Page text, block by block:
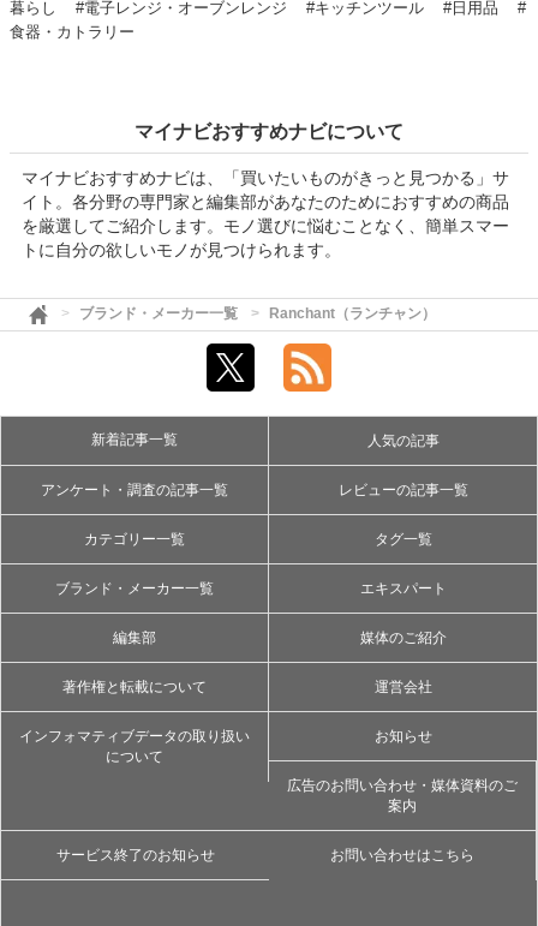
暮らし
#電子レンジ・オーブンレンジ #キッチンツール #日用品
#
食器・カトラリー
マイナビおすすめナビについて
マイナビおすすめナビは、「買いたいものがきっと見つかる」サ
イト。各分野の専門家と編集部があなたのためにおすすめの商品
を厳選してご紹介します。モノ選びに悩むことなく、簡単スマー
トに自分の欲しいモノが見つけられます。
ブランド・メーカー一覧 Ranchant（ランチャン）
新着記事一覧 人気の記事
アンケート・調査の記事一覧 レビューの記事一覧
カテゴリー一覧 タグ一覧
ブランド・メーカー一覧 エキスパート
編集部 媒体のご紹介
著作権と転載について 運営会社
インフォマティブデータの取り扱い
について
お知らせ
広告のお問い合わせ・媒体資料のご
案内
サービス終了のお知らせ お問い合わせはこちら